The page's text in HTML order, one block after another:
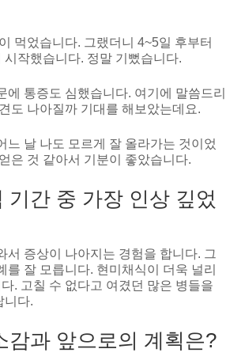
먹었습니다. 그랬더니 4~5일 후부터
작했습니다. 정말 기뻤습니다.
에 통증도 심했습니다. 여기에 말씀드리
도 나아질까 기대를 해보았는데요.
느 날 나도 모르게 잘 올라가는 것이었
은 것 같아서 기분이 좋았습니다.
간 중 가장 인상 깊었
서 증상이 나아지는 경험을 합니다. 그
를 잘 모릅니다. 현미채식이 더욱 널리
. 고칠 수 없다고 여겼던 많은 병들을
니다.
과 앞으로의 계획은?